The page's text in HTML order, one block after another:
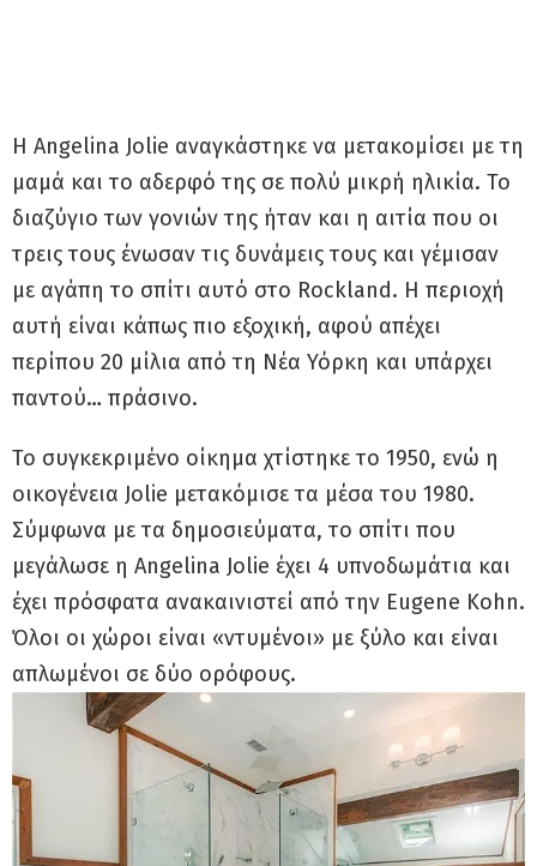
H Angelina Jolie αναγκάστηκε να μετακομίσει με τη
μαμά και το αδερφό της σε πολύ μικρή ηλικία. Το
διαζύγιο των γονιών της ήταν και η αιτία που οι
τρεις τους ένωσαν τις δυνάμεις τους και γέμισαν
με αγάπη το σπίτι αυτό στο Rockland. Η περιοχή
αυτή είναι κάπως πιο εξοχική, αφού απέχει
περίπου 20 μίλια από τη Νέα Υόρκη και υπάρχει
παντού… πράσινο.
Το συγκεκριμένο οίκημα χτίστηκε το 1950, ενώ η
οικογένεια Jolie μετακόμισε τα μέσα του 1980.
Σύμφωνα με τα δημοσιεύματα, το σπίτι που
μεγάλωσε η Angelina Jolie έχει 4 υπνοδωμάτια και
έχει πρόσφατα ανακαινιστεί από την Eugene Kohn.
Όλοι οι χώροι είναι «ντυμένοι» με ξύλο και είναι
απλωμένοι σε δύο ορόφους.